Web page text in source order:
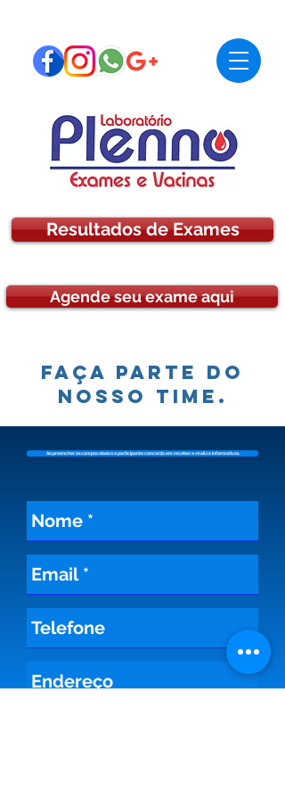
Resultados de Exames
Agende seu exame aqui
Faça parte do
nosso Time.
Ao preencher os campos abaixo o participante concorda em receber e-mails e informativos.